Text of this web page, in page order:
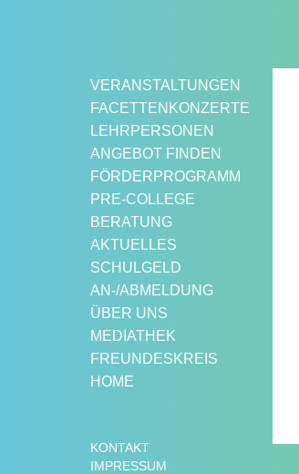
VERANSTALTUNGEN
FACETTENKONZERTE
LEHRPERSONEN
ANGEBOT FINDEN
FÖRDERPROGRAMM
PRE-COLLEGE
BERATUNG
AKTUELLES
SCHULGELD
AN-/ABMELDUNG
ÜBER UNS
MEDIATHEK
FREUNDESKREIS
HOME
KONTAKT
IMPRESSUM